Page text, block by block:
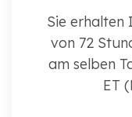
Sie erhalten
von 72
am selben
ET